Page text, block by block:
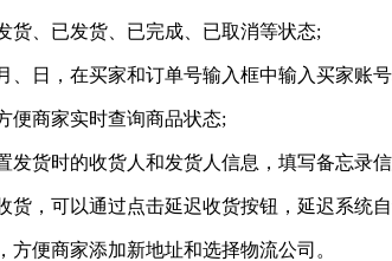
、已发货、已完成、已取消等状态;
日，在买家和订单号输入框中输入买家账
商家实时查询商品状态;
货时的收货人和发货人信息，填写备忘录
，可以通过点击延迟收货按钮，延迟系统自
便商家添加新地址和选择物流公司。